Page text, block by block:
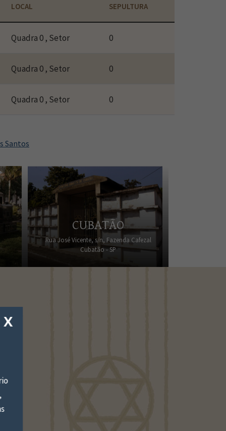
LOCAL SEPULTURA
Quadra 0 , Setor 0
Quadra 0 , Setor 0
Quadra 0 , Setor 0
Santos
CUBATÃO
Rua José Vicente, s/n, Fazenda Cafezal
Cubatão - SP
X